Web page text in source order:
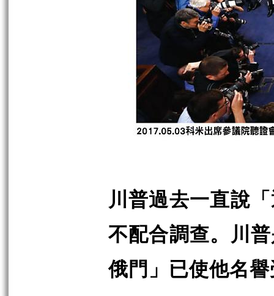
川普過去一直說
不配合調查。川
俄門」已使他名